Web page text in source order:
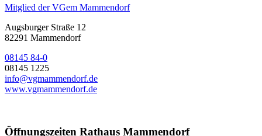
Mitglied der VGem Mammendorf
Augsburger Straße 12
82291 Mammendorf
08145 84-0
08145 1225
info@vgmammendorf.de
www.vgmammendorf.de
Öffnungszeiten Rathaus Mammendorf